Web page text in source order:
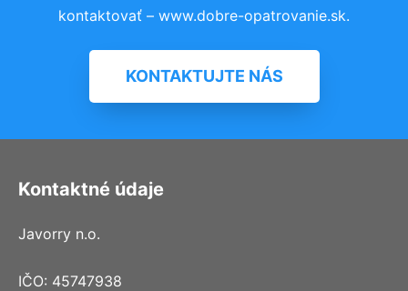
kontaktovať – www.dobre-opatrovanie.sk.
KONTAKTUJTE NÁS
Kontaktné údaje
Javorry n.o.
IČO: 45747938